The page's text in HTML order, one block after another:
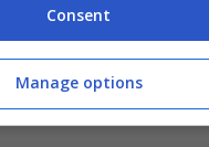
della Gazzetta.
riconoscerlo: è il
collettiva.
Consent
Manage options